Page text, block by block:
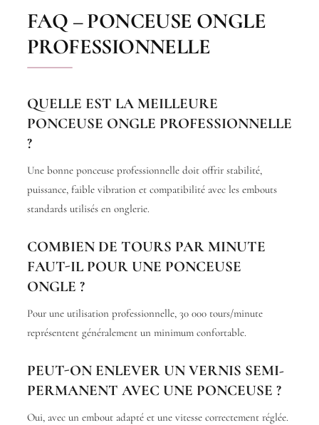
FAQ – PONCEUSE ONGLE
PROFESSIONNELLE
QUELLE EST LA MEILLEURE
PONCEUSE ONGLE PROFESSIONNELLE
?
Une bonne ponceuse professionnelle doit offrir stabilité,
puissance, faible vibration et compatibilité avec les embouts
standards utilisés en onglerie.
COMBIEN DE TOURS PAR MINUTE
FAUT-IL POUR UNE PONCEUSE
ONGLE ?
Pour une utilisation professionnelle, 30 000 tours/minute
représentent généralement un minimum confortable.
PEUT-ON ENLEVER UN VERNIS SEMI-
PERMANENT AVEC UNE PONCEUSE ?
Oui, avec un embout adapté et une vitesse correctement réglée.